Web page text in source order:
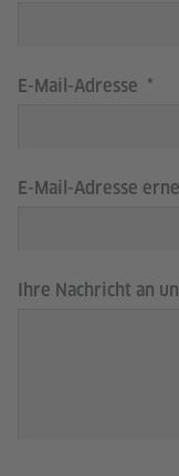
E-Mail-Adresse
E-Mail-Adresse
Ihre Nachricht an